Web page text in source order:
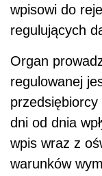
wpisowi do
regulujących
Organ
regulowanej
dni od dnia
wpis wraz z
warunków